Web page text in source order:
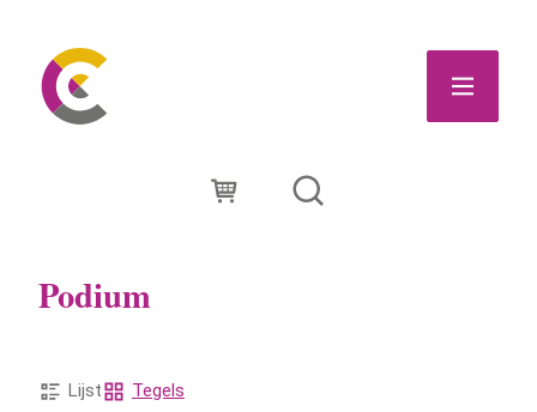
Winkelmandje
Zoek tonen / verbergen
Menu
Podium
Lijst
Tegels